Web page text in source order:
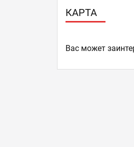
КАРТА
Ваc может